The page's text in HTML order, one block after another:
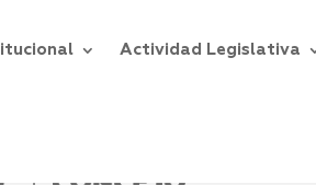
Actividad Legislativa